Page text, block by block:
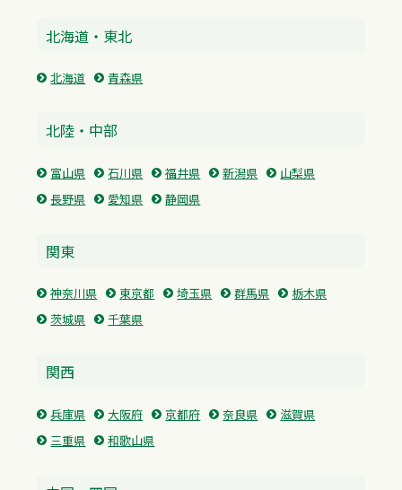
北海道・東北
北海道 青森県
北陸・中部
富山県 石川県 福井県 新潟県
山梨県
長野県
愛知県 静岡県
関東
神奈川県 東京都 埼玉県 群馬県
栃木県
茨城県
千葉県
関西
兵庫県 大阪府 京都府 奈良県
滋賀県
三重県
和歌山県